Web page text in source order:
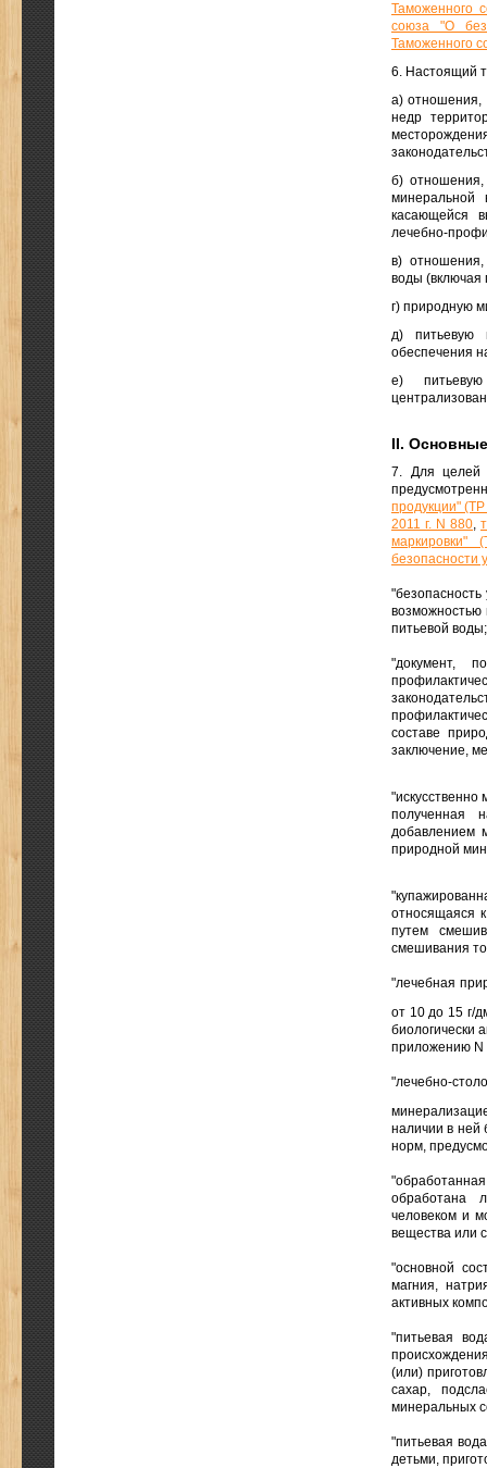
Таможенного
союза "О
Таможенного
6. Настоящий
а) отношения,
недр
б) отношения,
минеральной
касающейся
лечебно-
в) отношения,
воды (включая
г) природную
д) питьевую
обеспечения
е)
II.
7. Для целей
продукции"
2011 г. N 880,
маркировки"
безопасности
возможностью
питьевой воды;
"документ,
составе
заключение,
полученная
добавлением
природной
относящаяся
путем
смешивания
"лечебная
от 10 до 15 г/
биологически
приложению N
"лечебно-
наличии в ней
норм,
обработана
человеком и
вещества или
"основной
магния,
активных
"питьевая
(или)
сахар,
минеральных
"питьевая
детьми,